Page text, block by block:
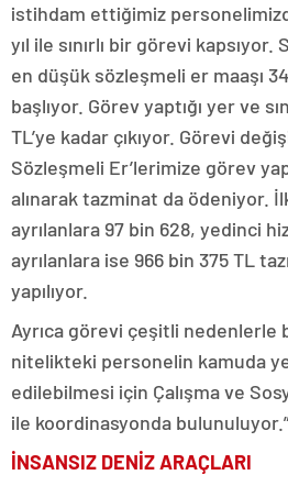
istihdam ettiğimiz
yıl ile sınırlı bir görevi kapsıyor.
en düşük sözleşmeli er maaşı 34
başlıyor. Görev yaptığı yer ve
TL’ye kadar çıkıyor. Görevi
Sözleşmeli Er’lerimize görev
alınarak tazminat da ödeniyor.
ayrılanlara 97 bin 628, yedinci
ayrılanlara ise 966 bin 375 TL
yapılıyor.
Ayrıca görevi çeşitli nedenlerle
nitelikteki personelin kamuda
edilebilmesi için Çalışma ve
ile koordinasyonda bulunuluyor.”
İNSANSIZ DENİZ ARAÇLARI